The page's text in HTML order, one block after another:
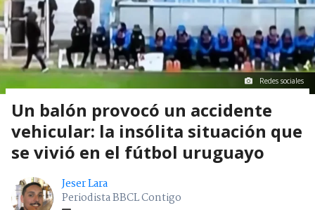
Redes sociales
Un balón provocó un accidente
vehicular: la insólita situación que
se vivió en el fútbol uruguayo
Jeser Lara
Periodista BBCL Contigo